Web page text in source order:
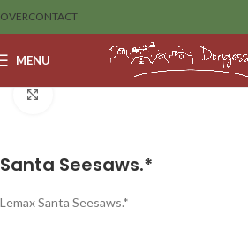
OVERCONTACT
MENU
Accessoires
Santa Seesaws.*
Lemax Santa Seesaws.*